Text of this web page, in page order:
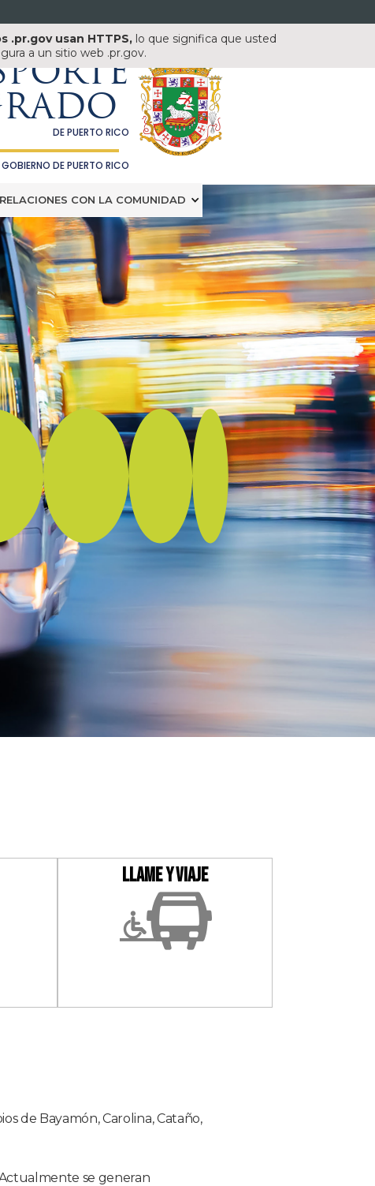
.pr.gov usan HTTPS, lo que significa que usted
a un sitio web .pr.gov.
AUTORIDAD DE
DE PUERTO RICO
GOBIERNO DE PUERTO RICO
RELACIONES CON LA COMUNIDAD
LLAME Y VIAJE
de Bayamón, Carolina, Cataño,
se generan